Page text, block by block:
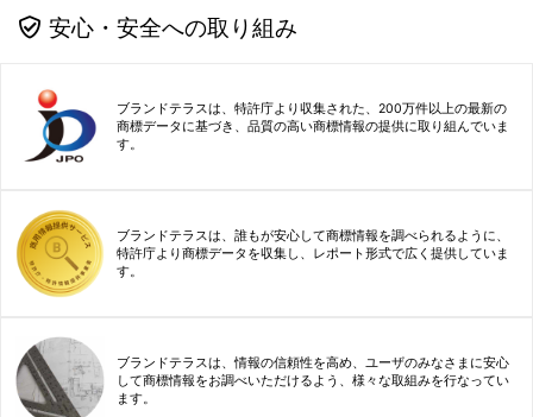
安心・安全への取り組み
ブランドテラスは、特許庁より収集された、200万件以上の最新の
商標データに基づき、品質の高い商標情報の提供に取り組んでいま
す。
ブランドテラスは、誰もが安心して商標情報を調べられるように、
特許庁より商標データを収集し、レポート形式で広く提供していま
す。
ブランドテラスは、情報の信頼性を高め、ユーザのみなさまに安心
して商標情報をお調べいただけるよう、様々な取組みを行なってい
ます。